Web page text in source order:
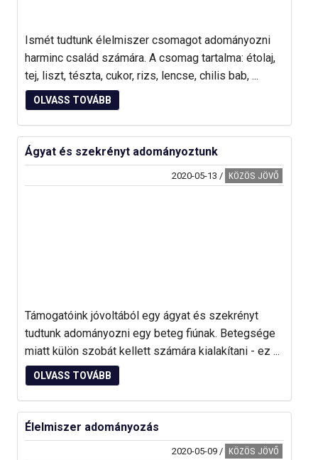
Ismét tudtunk élelmiszer csomagot adományozni
harminc család számára. A csomag tartalma: étolaj,
tej, liszt, tészta, cukor, rizs, lencse, chilis bab, ...
OLVASS TOVÁBB
Ágyat és szekrényt adományoztunk
2020-05-13 / KÖZÖS JÖVŐ
Támogatóink jóvoltából egy ágyat és szekrényt
tudtunk adományozni egy beteg fiúnak. Betegsége
miatt külön szobát kellett számára kialakítani - ez ...
OLVASS TOVÁBB
Élelmiszer adományozás
2020-05-09/ KÖZÖS JÖVŐ